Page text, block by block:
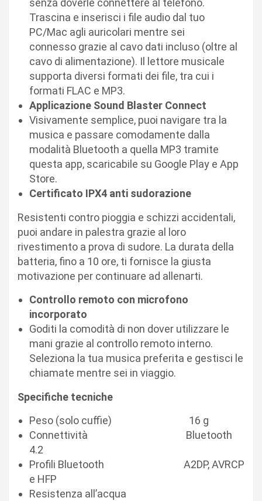
Trascina e inserisci i file audio dal tuo
PC/Mac agli auricolari mentre sei
connesso grazie al cavo dati incluso (oltre al
cavo di alimentazione). Il lettore musicale
supporta diversi formati dei file, tra cui i
formati FLAC e MP3.
Applicazione Sound Blaster Connect
Visivamente semplice, puoi navigare tra la
musica e passare comodamente dalla
modalità Bluetooth a quella MP3 tramite
questa app, scaricabile su Google Play e App
Store.
Certificato IPX4 anti sudorazione
Resistenti contro pioggia e schizzi accidentali,
puoi andare in palestra grazie al loro
rivestimento a prova di sudore. La durata della
batteria, fino a 10 ore, ti fornisce la giusta
motivazione per continuare ad allenarti.
Controllo remoto con microfono
incorporato
Goditi la comodità di non dover utilizzare le
mani grazie al controllo remoto interno.
Seleziona la tua musica preferita e gestisci le
chiamate mentre sei in viaggio.
Specifiche tecniche
Peso (solo cuffie) 16 g
Connettività Bluetooth
4.2
Profili Bluetooth A2DP, AVRCP
e HFP
Resistenza all’acqua